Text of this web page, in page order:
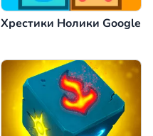
Хрестики Нолики Google